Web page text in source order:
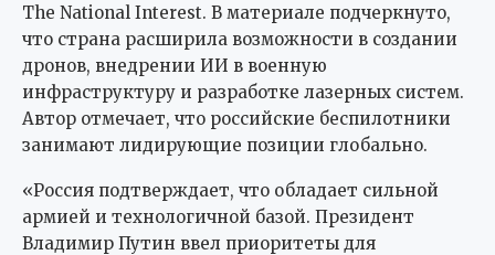
The National Interest. В материале подчеркнуто,
что страна расширила возможности в создании
дронов, внедрении ИИ в военную
инфраструктуру и разработке лазерных систем.
Автор отмечает, что российские беспилотники
занимают лидирующие позиции глобально.
«Россия подтверждает, что обладает сильной
армией и технологичной базой. Президент
Владимир Путин ввел приоритеты для